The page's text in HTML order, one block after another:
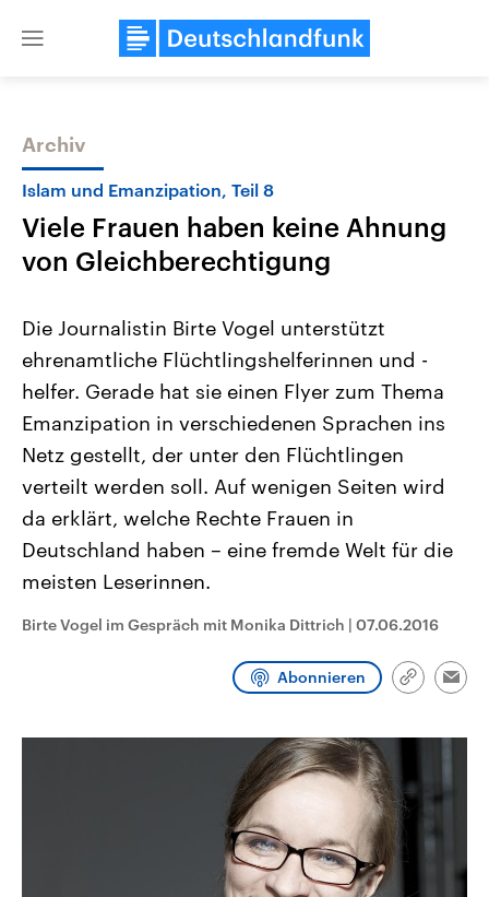
Close
Themen
Landtagswahl Sachsen-Anhalt
2026
Alle Informationen
Sachsen-Anhalt wählt am 6.
September 2026 einen neuen
Landtag. Seit 2021 wird das
Bundesland von einer Koalition aus
Umfragen, Prognosen,
Wahlprogramme, aktuelle Berichte
und Hintergründe zu den Parteien
und Kandidaten der anstehenden
Wahl.
USA
Aktuelle Beiträge,
Hintergründe
Wirtschaftlich und
gehören die Vereinigten
den mächtigsten Ländern
mit großem Einfluss auf
aktuelle Weltgeschehen.
Sendungen Programm Podcasts
Archiv
Islam und Emanzipation, Teil 8
Viele Frauen haben keine Ahnung
von Gleichberechtigung
Die Journalistin Birte Vogel unterstützt
ehrenamtliche Flüchtlingshelferinnen und -
helfer. Gerade hat sie einen Flyer zum Thema
Emanzipation in verschiedenen Sprachen ins
Netz gestellt, der unter den Flüchtlingen
verteilt werden soll. Auf wenigen Seiten wird
da erklärt, welche Rechte Frauen in
Deutschland haben – eine fremde Welt für die
meisten Leserinnen.
Birte Vogel im Gespräch mit Monika Dittrich | 07.06.2016
Abonnieren
Link